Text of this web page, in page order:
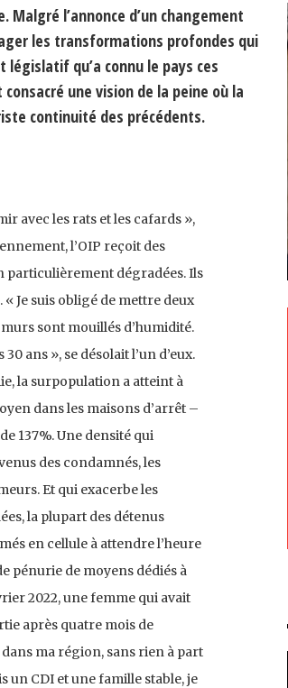
l’annonce d’un changement
les transformations profondes qui
qu’a connu le pays ces
une vision de la peine où la
continuité des précédents.
avec les rats et les cafards »,
l’OIP reçoit des
particulièrement dégradées. Ils
Je suis obligé de mettre deux
sont mouillés d’humidité.
ans », se désolait l’un d’eux.
la surpopulation a atteint à
dans les maisons d’arrêt –
137%. Une densité qui
des condamnés, les
Et qui exacerbe les
la plupart des détenus
en cellule à attendre l’heure
pénurie de moyens dédiés à
2022, une femme qui avait
après quatre mois de
dans ma région, sans rien à part
un CDI et une famille stable, je